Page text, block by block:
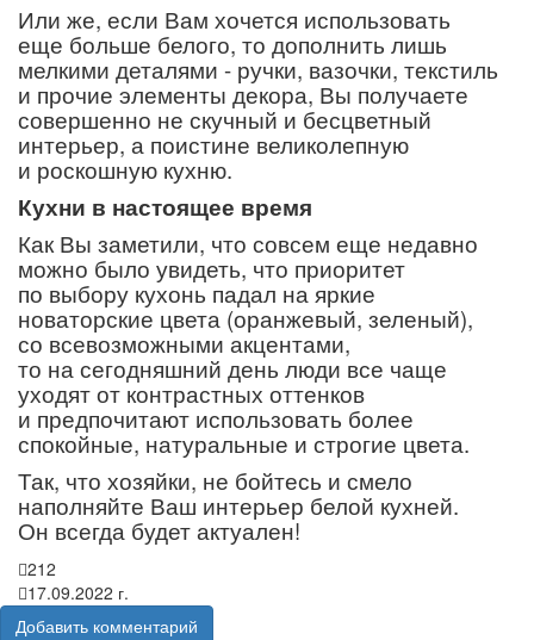
Или же, если Вам хочется использовать
еще больше белого, то дополнить лишь
мелкими деталями - ручки, вазочки, текстиль
и прочие элементы декора, Вы получаете
совершенно не скучный и бесцветный
интерьер, а поистине великолепную
и роскошную кухню.
Кухни в настоящее время
Как Вы заметили, что совсем еще недавно
можно было увидеть, что приоритет
по выбору кухонь падал на яркие
новаторские цвета (оранжевый, зеленый),
со всевозможными акцентами,
то на сегодняшний день люди все чаще
уходят от контрастных оттенков
и предпочитают использовать более
спокойные, натуральные и строгие цвета.
Так, что хозяйки, не бойтесь и смело
наполняйте Ваш интерьер белой кухней.
Он всегда будет актуален!
212
17.09.2022 г.
Добавить комментарий